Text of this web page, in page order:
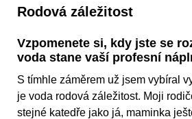
Rodová záležitost
Vzpomenete si, kdy jste se
voda stane vaší profesní
S tímhle záměrem už jsem vybíral
je voda rodová záležitost. Moji
stejné katedře jako já, maminka